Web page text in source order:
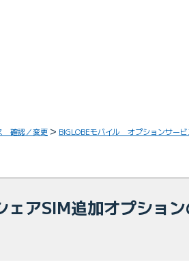
確認／変更 BIGLOBEモバイル オプションサービ
アSIM追加オプション